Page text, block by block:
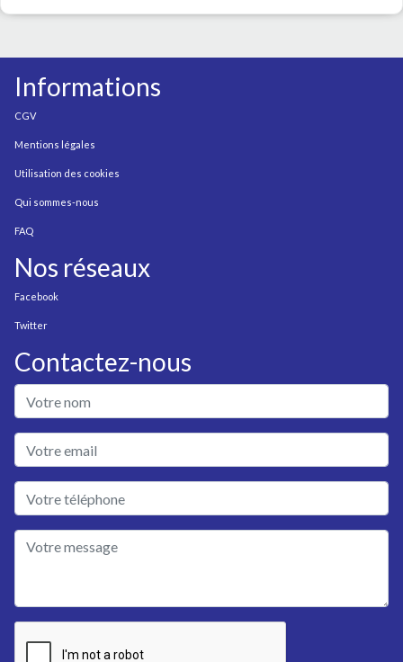
Informations
CGV
Mentions légales
Utilisation des cookies
Qui sommes-nous
FAQ
Nos réseaux
Facebook
Twitter
Contactez-nous